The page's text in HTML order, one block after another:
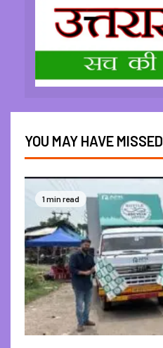
YOU MAY HAVE MISSED
1 min read